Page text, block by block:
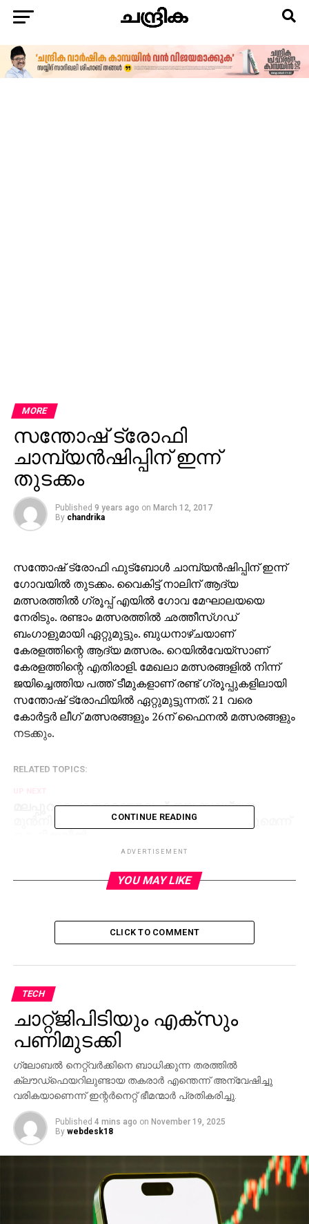
MORE
സന്തോഷ് ട്രോഫി
ചാമ്പ്യന്‍ഷിപ്പിന് ഇന്ന്
തുടക്കം
Published 9 years ago on March 12, 2017
By chandrika
സന്തോഷ് ട്രോഫി ഫുട്‌ബോള്‍ ചാമ്പ്യന്‍ഷിപ്പിന് ഇന്ന്
ഗോവയില്‍ തുടക്കം. വൈകിട്ട് നാലിന് ആദ്യ
മത്സരത്തില്‍ ഗ്രൂപ്പ് എയില്‍ ഗോവ മേഘാലയയെ
നേരിടും. രണ്ടാം മത്സരത്തില്‍ ഛത്തീസ്ഗഡ്
ബംഗാളുമായി ഏറ്റുമുട്ടും. ബുധനാഴ്ചയാണ്
കേരളത്തിന്റെ ആദ്യ മത്സരം. റെയില്‍വേയ്‌സാണ്
കേരളത്തിന്റെ എതിരാളി. മേഖലാ മത്സരങ്ങളില്‍ നിന്ന്
ജയിച്ചെത്തിയ പത്ത് ടീമുകളാണ് രണ്ട് ഗ്രൂപ്പുകളിലായി
സന്തോഷ് ട്രോഫിയില്‍ ഏറ്റുമുട്ടുന്നത്. 21 വരെ
കോര്‍ട്ടര്‍ ലീഗ് മത്സരങ്ങളും 26ന് ഫൈനല്‍ മത്സരങ്ങളും
നടക്കും.
RELATED TOPICS:
മലപ്പുറം ഉപതെരഞ്ഞെടുപ്പ്: ജയ സാധ്യത
മുന്‍നിര്‍ത്തി സ്ഥാനാര്‍ത്ഥിയെ പരിഗണിക്കുമെന്ന്
കെ.ടി ജലീല്‍
ആളില്ല; യുപി ഭരിക്കാന്‍ കരുത്തനെ തേടി
ബിജെപി
CONTINUE READING
ADVERTISEMENT
YOU MAY LIKE
CLICK TO COMMENT
TECH
ചാറ്റ്ജിപിടിയും എക്‌സും
പണിമുടക്കി
ഗ്ലോബല്‍ നെറ്റ്വര്‍ക്കിനെ ബാധിക്കുന്ന തരത്തില്‍
ക്ലൗഡ്ഫെയറിലുണ്ടായ തകരാര്‍ എന്തെന്ന് അന്വേഷിച്ചു
വരികയാണെന്ന് ഇന്റര്‍നെറ്റ് ഭീമന്മാര്‍ പ്രതികരിച്ചു.
Published 4 mins ago on November 19, 2025
By webdesk18